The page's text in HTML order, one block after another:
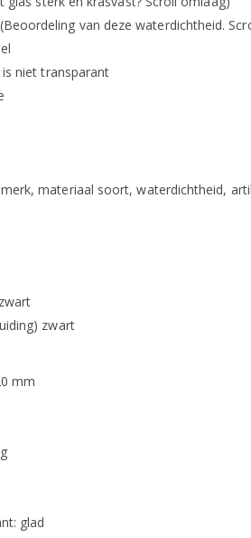
van deze waterdichtheid.
niet transparant
materiaal soort, waterdichtheid,
zwart
mm
glad